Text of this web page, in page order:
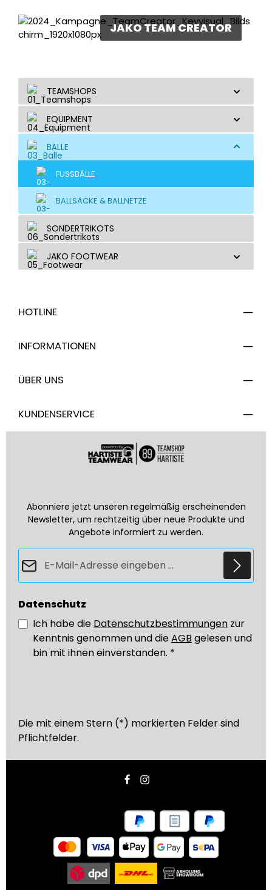
JAKO TEAM CREATOR
TEAMSHOPS
EQUIPMENT
BÄLLE
FUSSBÄLLE
BALLSÄCKE & BALLNETZE
SONDERTRIKOTS
JAKO FOOTWEAR
HOTLINE
INFORMATIONEN
ÜBER UNS
KUNDENSERVICE
Abonniere jetzt unseren regelmäßig erscheinenden
Newsletter, um rechtzeitig über neue Produkte und
Angebote informiert zu werden.
Datenschutz
Ich habe die Datenschutzbestimmungen zur
Kenntnis genommen und dieAGB gelesen und
bin mit ihnen einverstanden. *
Die mit einem Stern (*) markierten Felder sind
Pflichtfelder.